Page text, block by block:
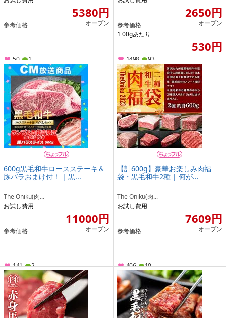
5380円
参考価格 オープン
50 1
2650円
参考価格
オープン
1 00gあたり
530円
1498 93
600g黒毛和牛ロースステーキ＆
豚バラおまけ付！ | 黒...
The Oniku(肉...
お試し費用
11000円
参考価格 オープン
141 2
【計600g】豪華お楽しみ肉福
袋・黒毛和牛2種 | 何が...
The Oniku(肉...
お試し費用
7609円
参考価格 オープン
406 10